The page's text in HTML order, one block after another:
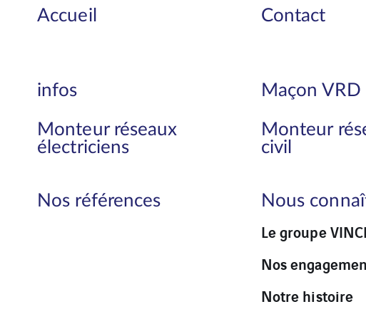
Accueil Contact
infos Maçon VRD
Monteur réseaux
électriciens
Monteur
civil
Nos références Nous
Le groupe
Nos
Notre histoire